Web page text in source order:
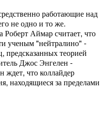
работающие над
не одно и то же.
Аймар считает, что
ученым "нейтралино" -
предсказанных теорией
Джос Энгелен -
ждет, что коллайдер
находящиеся за пределами